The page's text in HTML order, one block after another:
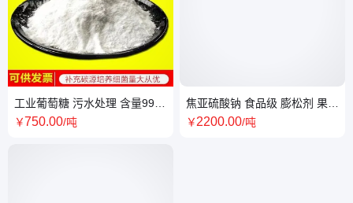
工业葡萄糖 污水处理 含量99%
培菌专用 碱水缓凝剂
￥750.00/吨
焦亚硫酸钠 食品级 膨松剂 果蔬
防腐漂白剂 添加剂抗氧剂 96.5
￥2200.00/吨